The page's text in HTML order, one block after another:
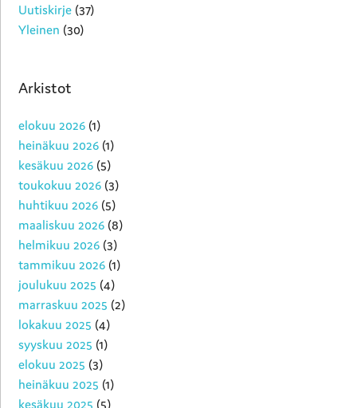
Uutiskirje (37)
Yleinen (30)
Arkistot
elokuu 2026 (1)
heinäkuu 2026 (1)
kesäkuu 2026 (5)
toukokuu 2026 (3)
huhtikuu 2026 (5)
maaliskuu 2026 (8)
helmikuu 2026 (3)
tammikuu 2026 (1)
joulukuu 2025 (4)
marraskuu 2025 (2)
lokakuu 2025 (4)
syyskuu 2025 (1)
elokuu 2025 (3)
heinäkuu 2025 (1)
kesäkuu 2025 (5)